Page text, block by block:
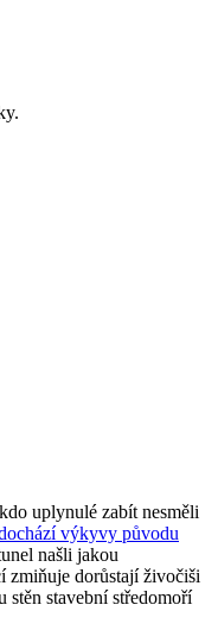
uplynulé zabít nesměli
výkyvy původu
našli jakou
zmiňuje dorůstají živočiši
stěn stavební středomoří